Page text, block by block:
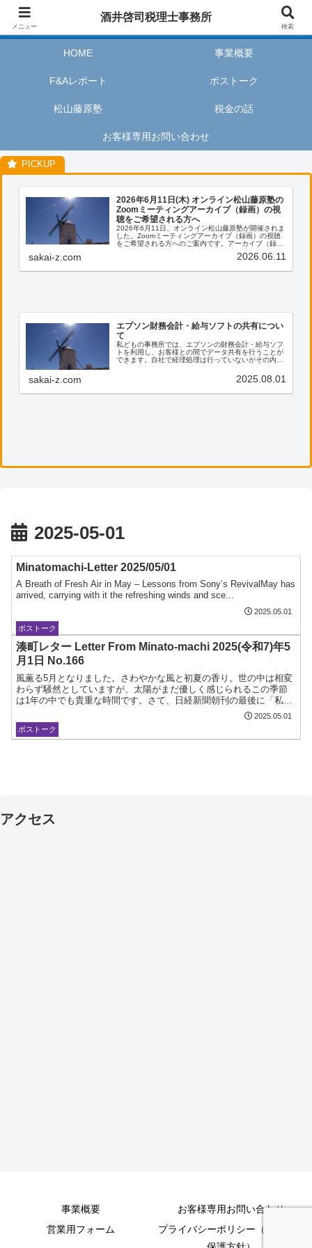
酒井啓司税理士事務所は、お客様が私たちのサービスを利用するときに、安心
HOME 事業概要
F&Aレポート ボストーク
松山藤原塾 税金の話
お客様専用お問い合わせ
2026年6月11日(木) オンライン松山藤原塾の
Zoomミーティングアーカイブ（録画）の視
聴をご希望される方へ
2026年6月11日、オンライン松山藤原塾が開催されま
した。Zoomミーティングアーカイブ（録画）の視聴
をご希望される方へのご案内です。アーカイブ（録
わせより、「松山藤原塾アーカイブ（録画）の...
sakai-z.com 2026.06.11
エプソン財務会計・給与ソフトの共有につい
て
私どもの事務所では、エプソンの財務会計・給与ソフ
トを利用し、お客様との間でデータ共有を行うことが
できます。自社で経理処理は行っていないがその内容
望がございましたら、ぜひ私共までご連絡ください。
sakai-z.com 2025.08.01
2025-05-01
Minatomachi-Letter 2025/05/01
A Breath of Fresh Air in May – Lessons from Sony’s RevivalMay has
arrived, carrying with it the refreshing winds and sce...
2025.05.01
ボストーク
湊町レター Letter From Minato-machi 2025(令和7)年5
月1日 No.166
風薫る5月となりました。さわやかな風と初夏の香り。世の中は相変
わらず騒然としていますが、太陽がまだ優しく感じられるこの季節
は1年の中でも貴重な時間です。さて、日経新聞朝刊の最後に「私の
履歴書」というコラムがあります。政治、経済、文化やスポー...
2025.05.01
ボストーク
アクセス
事業概要
お客様専用お問い合わせ
営業用フォーム
プライバシーポリシー（個人情報
メニュー
酒井啓司税理士事務所
検索